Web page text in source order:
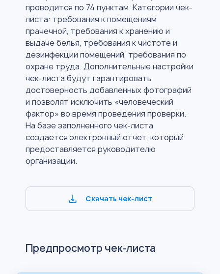
проводится по 74 пунктам. Категории чек-
листа: требования к помещениям
прачечной, требования к хранению и
выдаче белья, требования к чистоте и
дезинфекции помещений, требования по
охране труда. Дополнительные настройки
чек-листа будут гарантировать
достоверность добавленных фотографий
и позволят исключить «человеческий
фактор» во время проведения проверки.
На базе заполненного чек-листа
создается электронный отчет, который
предоставляется руководителю
организации.
Скачать чек-лист
Предпросмотр чек-листа